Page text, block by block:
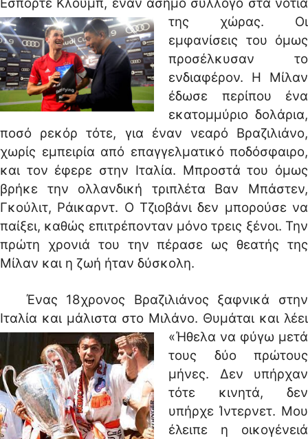
της χώρας. Οι
εμφανίσεις του όμως
προσέλκυσαν το
ενδιαφέρον. Η Μίλαν
έδωσε περίπου ένα
εκατομμύριο δολάρια,
ποσό ρεκόρ τότε, για έναν νεαρό Βραζιλιάνο,
χωρίς εμπειρία από επαγγελματικό ποδόσφαιρο,
και τον έφερε στην Ιταλία. Μπροστά του όμως
βρήκε την ολλανδική τριπλέτα Βαν Μπάστεν,
Γκούλιτ, Ράικαρντ. Ο Τζιοβάνι δεν μπορούσε να
παίξει, καθώς επιτρέπονταν μόνο τρεις ξένοι. Την
πρώτη χρονιά του την πέρασε ως θεατής της
Μίλαν και η ζωή ήταν δύσκολη.
Ένας 18χρονος Βραζιλιάνος ξαφνικά στην
Ιταλία και μάλιστα στο Μιλάνο. Θυμάται και λέει׃
«Ήθελα να φύγω μετά
τους δύο πρώτους
μήνες. Δεν υπήρχαν
τότε κινητά, δεν
υπήρχε Ίντερνετ. Μου
έλειπε η οικογένειά